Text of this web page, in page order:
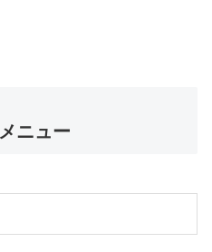
ニュー